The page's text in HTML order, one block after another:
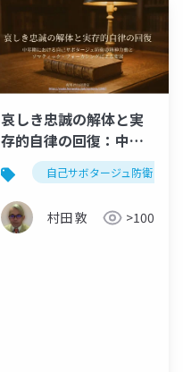
哀しき忠誠の解体と実
存的自律の回復：中年
期における「自己サボ
タージュ防衛」の精神
力動とソマティック・
フォーカシングによる
自己サボタージュ防衛
村田 敦 >100